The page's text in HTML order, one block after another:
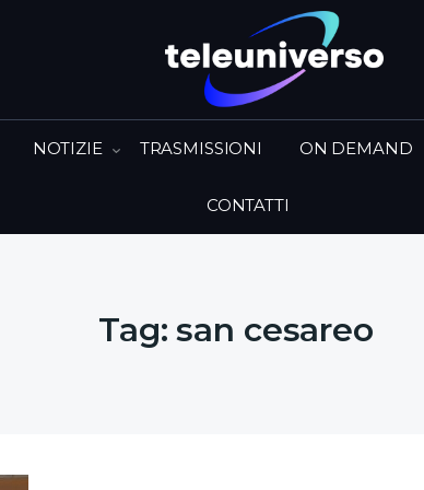
NOTIZIE TRASMISSIONI ON DEMAND
CONTATTI
Tag:san cesareo